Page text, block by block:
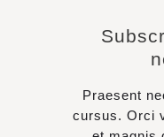
Praesent
cursus. Orci